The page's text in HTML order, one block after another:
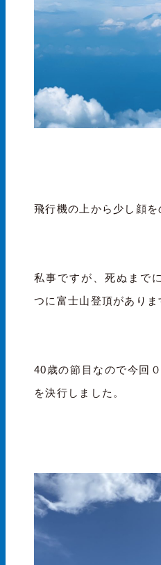
飛行機の上から少し顔を
私事ですが、死ぬまで
つに富士山登頂がありま
40歳の節目なので今回
を決行しました。